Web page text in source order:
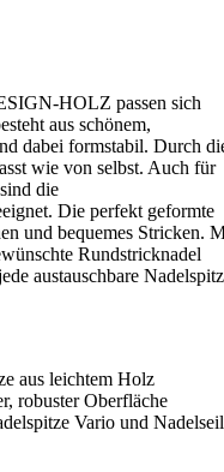
HOLZ passen sich
aus schönem,
dabei formstabil. Durch
wie von selbst. Auch für
die
Die perfekt geformte
und bequemes Stricken.
Rundstricknadel
austauschbare
aus leichtem Holz
robuster Oberfläche
Vario und Nadelseil